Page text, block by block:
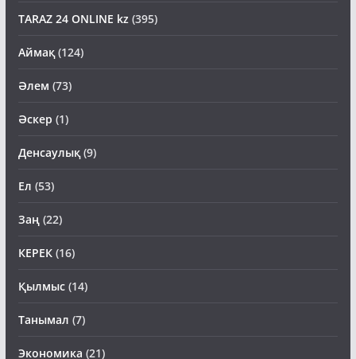
TARAZ 24 ONLINE kz(395)
Аймақ(124)
Әлем (73)
Әскер (1)
Денсаулық(9)
Ел (53)
Заң(22)
КЕРЕК(16)
Қылмыс(14)
Танымал (7)
Экономика (21)